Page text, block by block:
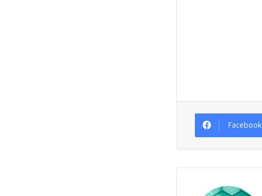
Facebook